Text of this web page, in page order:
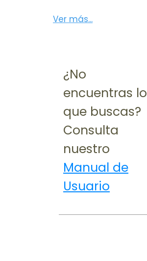
Ver más...
¿No
encuentras lo
que buscas?
Consulta
nuestro
Manual de
Usuario